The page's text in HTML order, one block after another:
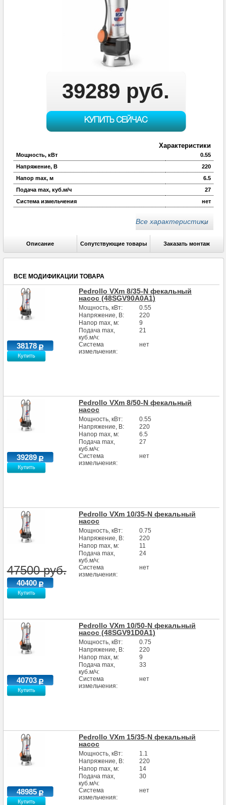
39289 руб.
КУПИТЬ СЕЙЧАС
Характеристики
Мощность, кВт
0.55
Напряжение, В
220
Напор max, м
6.5
Подача max, куб.м/ч
27
Система измельчения
нет
2
Макс.глубина погружения под зеркало воды, м
до 5
Макс.размер проходящих частиц, мм
50
Все характеристики
Описание Сопутствующие товары Заказать монтаж
ВСЕ МОДИФИКАЦИИ ТОВАРА
Pedrollo VXm 8/35-N фекальный
насос (48SGV90A0A1)
Мощность, кВт:
0.55
Напряжение, В:
220
Напор max, м:
9
Подача max,
куб.м/ч:
21
Система
измельчения:
нет
38178
Купить
Pedrollo VXm 8/50-N фекальный
насос
Мощность, кВт:
0.55
Напряжение, В:
220
Напор max, м:
6.5
Подача max,
куб.м/ч:
27
Система
измельчения:
нет
39289
Купить
Pedrollo VXm 10/35-N фекальный
насос
Мощность, кВт:
0.75
Напряжение, В:
220
Напор max, м:
11
Подача max,
куб.м/ч:
24
Система
измельчения:
нет
47500 руб.
40400
Купить
Pedrollo VXm 10/50-N фекальный
насос (48SGV91D0A1)
Мощность, кВт:
0.75
Напряжение, В:
220
Напор max, м:
9
Подача max,
куб.м/ч:
33
Система
измельчения:
нет
40703
Купить
Pedrollo VXm 15/35-N фекальный
насос
Мощность, кВт:
1.1
Напряжение, В:
220
Напор max, м:
14
Подача max,
куб.м/ч:
30
Система
измельчения:
нет
48985
Купить